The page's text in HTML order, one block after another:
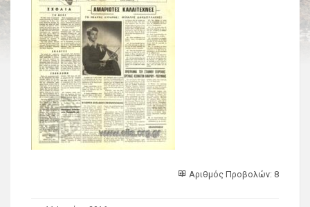
Αριθμός Προβολών: 8